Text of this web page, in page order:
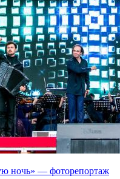
ночь» — фоторепортаж